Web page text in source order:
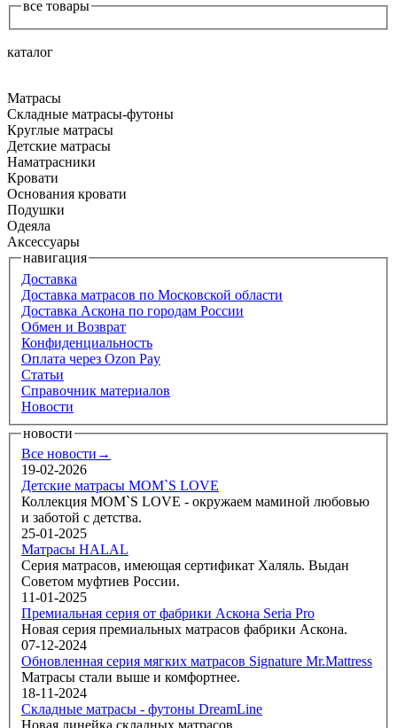
все товары
каталог
Матрасы
Складные матрасы-футоны
Круглые матрасы
Детские матрасы
Наматрасники
Кровати
Основания кровати
Подушки
Одеяла
Аксессуары
навигация
Доставка
Доставка матрасов по Московской области
Доставка Аскона по городам России
Обмен и Возврат
Конфиденциальность
Оплата через Ozon Pay
Статьи
Справочник материалов
Новости
новости
Все новости→
19-02-2026
Детские матрасы MOM`S LOVE
Коллекция MOM`S LOVE - окружаем маминой любовью
и заботой с детства.
25-01-2025
Матрасы HALAL
Серия матрасов, имеющая сертификат Халяль. Выдан
Советом муфтиев России.
11-01-2025
Премиальная серия от фабрики Аскона Seria Pro
Новая серия премиальных матрасов фабрики Аскона.
07-12-2024
Обновленная серия мягких матрасов Signature Mr.Mattress
Матрасы стали выше и комфортнее.
18-11-2024
Складные матрасы - футоны DreamLine
Новая линейка складных матрасов.